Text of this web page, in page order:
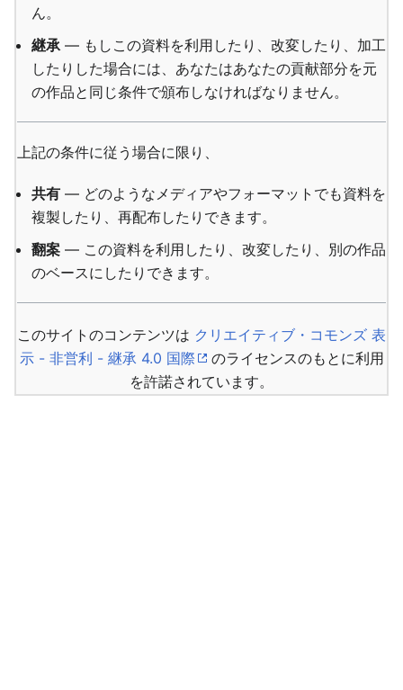
ん。
継承— もしこの資料を利用したり、改変したり、加工
したりした場合には、あなたはあなたの貢献部分を元
の作品と同じ条件で頒布しなければなりません。
上記の条件に従う場合に限り、
共有 — どのようなメディアやフォーマットでも資料を
複製したり、再配布したりできます。
翻案 — この資料を利用したり、改変したり、別の作品
のベースにしたりできます。
このサイトのコンテンツは クリエイティブ・コモンズ 表
示 - 非営利 - 継承 4.0 国際
のライセンスのもとに利用
を許諾されています。